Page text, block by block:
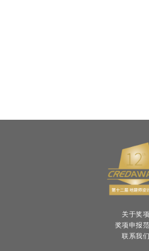
关于奖项
奖项申报
联系我们